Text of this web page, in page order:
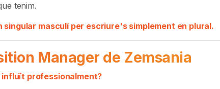
tenim.
masculí per escriure's simplement en plural.
Manager de Zemsania
professionalment?